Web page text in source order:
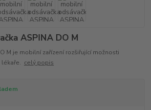
ASPINA DO M
M je mobilní zařízení rozšiřující možnosti
celý popis